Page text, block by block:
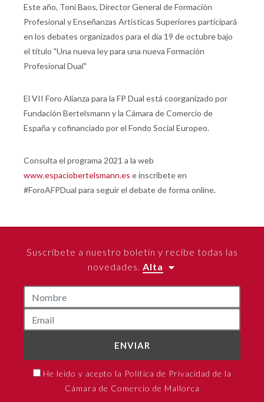
Este año, Toni Baos, Director General de Formación
Profesional y Enseñanzas Artísticas Superiores participará
en los debates organizados para el día 19 de octubre bajo
el título "Una nueva ley para una nueva Formación
Profesional Dual"
El VII Foro Alianza para la FP Dual está coorganizado por
Fundación Bertelsmann y la Cámara de Comercio de
España y cofinanciado por el Fondo Social Europeo.
Consulta el programa 2021 a la web
www.espaciobertelsmann.es e inscríbete en
#ForoAFPDual para seguir el debate de forma online.
Suscríbete a nuestro boletín y recibe todas las
novedades. Alta
ENVIAR
He leído y acepto la Política de Privacidad de la
Cámara de Comercio de Mallorca